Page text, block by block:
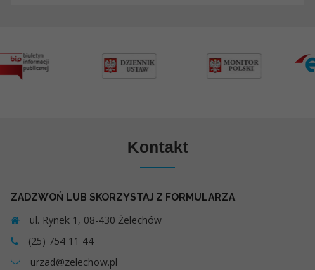
Kontakt
ZADZWOŃ LUB SKORZYSTAJ Z FORMULARZA
ul. Rynek 1, 08-430 Żelechów
(25) 754 11 44
urzad@zelechow.pl